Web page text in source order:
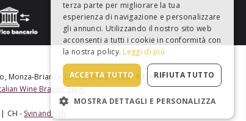
Monza-Brianza, Lodi 04642870960 - R.E.A. MI-
Wine Brands S.p.A.
| CH - Svinando.ch
terza parte per migliorare la tua
esperienza di navigazione e personalizzare
gli annunci. Utilizzando il nostro sito web
acconsenti a tutti i cookie in conformità con
la nostra policy. Leggi di più
ACCETTA TUTTO RIFIUTA TUTTO
MOSTRA DETTAGLI E PERSONALIZZA